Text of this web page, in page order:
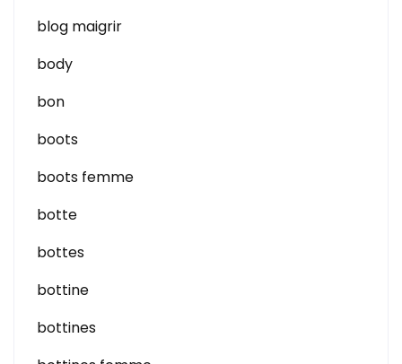
blog maigrir
body
bon
boots
boots femme
botte
bottes
bottine
bottines